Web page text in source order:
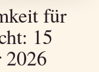
für
15